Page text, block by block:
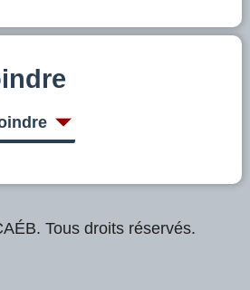
Tous droits réservés.